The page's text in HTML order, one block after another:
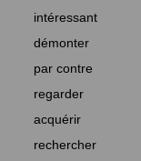
intéressant
démonter
par contre
regarder
acquérir
rechercher